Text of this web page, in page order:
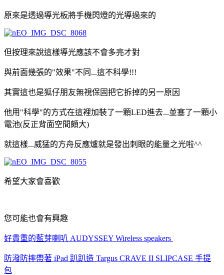
原來是透過導光板將手機閃燈的光導過來的
但按理來說這樣導光應該不會多亮才對
與前面幾張的"效果"不同...這不科學!!!
其實這也是狐仔朋友無視保固把它拆掉的另一原因
他用"科學"的方式在這裡加裝了一顆LED進去...並塞了一顆小
電池(反正背面空間頗大)
就這樣...威猛的方舟反應爐就是發出刺眼的能量之光啦^^
希望大家會喜歡
您可能也會有興趣
好貴重的藍芽喇叭 AUDYSSEY Wireless speakers
防潑防摔帶著 iPad 趴趴造 Targus CRAVE II SLIPCASE 手提
包